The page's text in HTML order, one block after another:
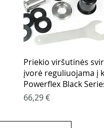
Greita
Priekio viršutinės
įvorė reguliuojama į
Powerflex Black
Kaina
66,29 €